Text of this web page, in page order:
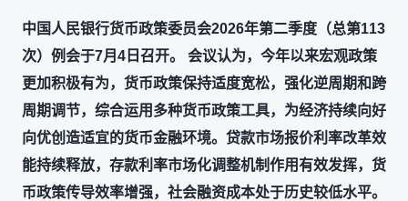
中国人民银行货币政策委员会2026年第二季度（总第113
次）例会于7月4日召开。 会议认为，今年以来宏观政策
更加积极有为，货币政策保持适度宽松，强化逆周期和跨
周期调节，综合运用多种货币政策工具，为经济持续向好
向优创造适宜的货币金融环境。贷款市场报价利率改革效
能持续释放，存款利率市场化调整机制作用有效发挥，货
币政策传导效率增强，社会融资成本处于历史较低水平。